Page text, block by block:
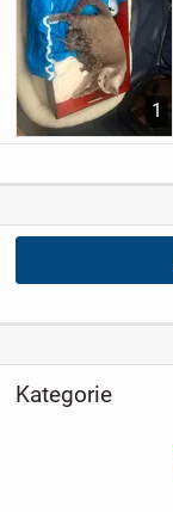
1
Kategorie